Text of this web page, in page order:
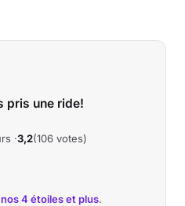
pris une ride!
·3,2(106 votes)
nos 4 étoiles et plus.